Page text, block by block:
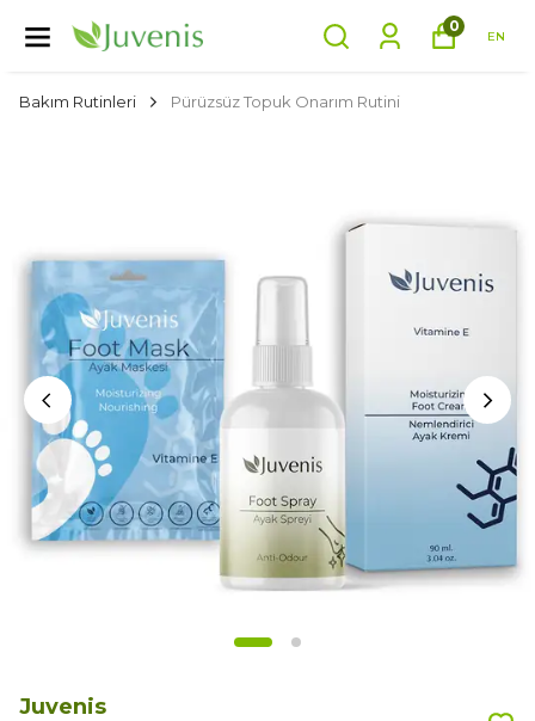
0
EN
Bakım Rutinleri Pürüzsüz Topuk Onarım Rutini
Juvenis